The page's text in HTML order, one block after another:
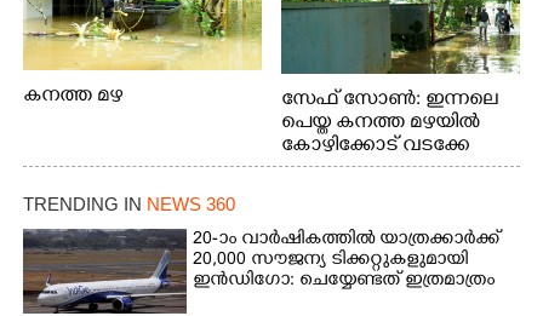
കനത്ത മഴ
സേഫ് സോൺ: ഇന്നലെ
പെയ്ത കനത്ത മഴയിൽ
കോഴിക്കോട് വടക്കേ
വയലിൽ വെള്ളം
വെള്ളത്തിലൂടെ
നടന്നുവരുന്നവരെ
മതിലിനു മുകളിൽ നോക്കി
TRENDING IN NEWS 360
20-ാം വാർഷികത്തിൽ യാത്രക്കാർക്ക്
20,000 സൗജന്യ ടിക്കറ്റുകളുമായി
ഇൻഡിഗോ: ചെയ്യേണ്ടത് ഇത്രമാത്രം